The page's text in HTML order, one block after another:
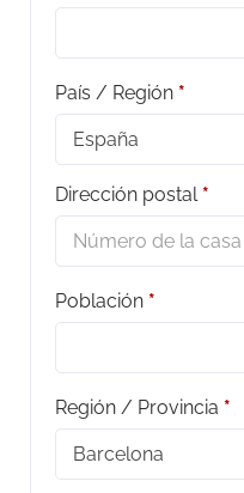
País / Región *
España
Dirección postal *
Población *
Región / Provincia *
Barcelona